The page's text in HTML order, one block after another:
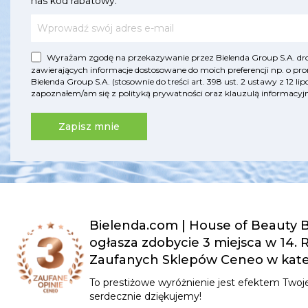
Wyrażam zgodę na przekazywanie przez Bielenda Group S.A.
zawierających informacje dostosowane do moich preferencji np. o
Bielenda Group S.A. (stosownie do treści art. 398 ust. 2 ustawy z 12
zapoznałem/am się z polityką prywatności oraz klauzulą
Zapisz mnie
Bielenda.com | House of Beauty
ogłasza zdobycie 3 miejsca w 14.
Zaufanych Sklepów Ceneo w
To prestiżowe wyróżnienie jest efektem
serdecznie dziękujemy!